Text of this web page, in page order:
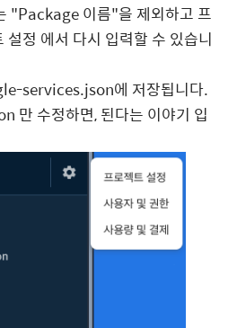
"Package 이름"을 제외하고 프
설정 에서 다시 입력할 수 있습니
services.json에 저장됩니다.
만 수정하면, 된다는 이야기 입